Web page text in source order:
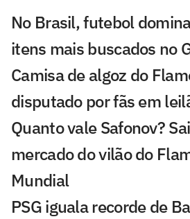
No Brasil, futebol
itens mais buscados no
Camisa de algoz do
disputado por fãs em
Quanto vale Safonov?
mercado do vilão do
Mundial
PSG iguala recorde de